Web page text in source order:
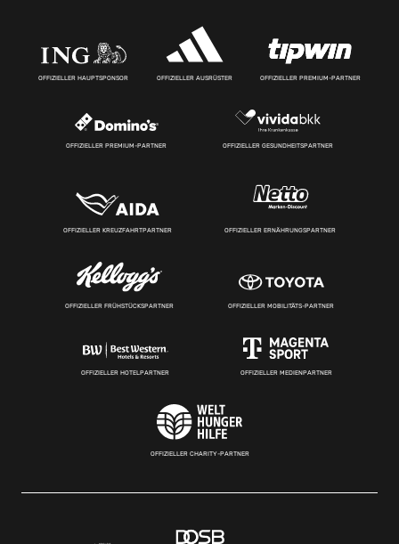
OFFIZIELLER HAUPTSPONSOR OFFIZIELLER AUSRÜSTER OFFIZIELLER PREMIUM-PARTNER
OFFIZIELLER PREMIUM-PARTNER OFFIZIELLER GESUNDHEITSPARTNER
OFFIZIELLER KREUZFAHRTPARTNER OFFIZIELLER ERNÄHRUNGSPARTNER
OFFIZIELLER FRÜHSTÜCKSPARTNER OFFIZIELLER MOBILITÄTS-PARTNER
OFFIZIELLER HOTELPARTNER OFFIZIELLER MEDIENPARTNER
OFFIZIELLER CHARITY-PARTNER